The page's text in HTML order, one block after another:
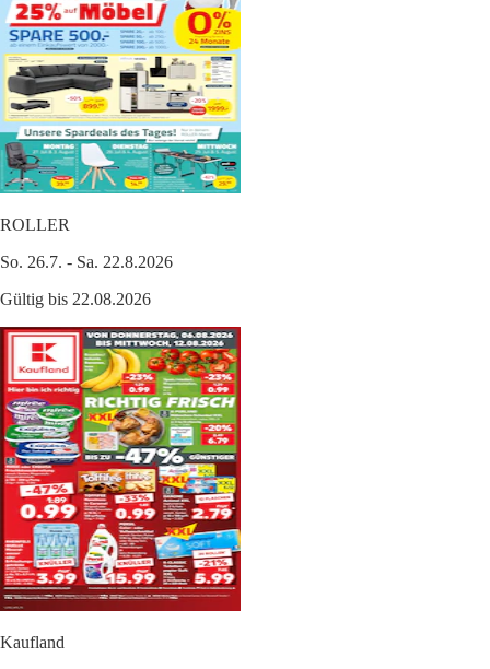
ROLLER
So. 26.7. - Sa. 22.8.2026
Gültig bis 22.08.2026
Kaufland